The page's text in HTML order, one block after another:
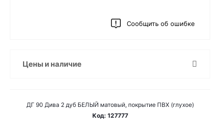
Сообщить об ошибке
Цены и наличие
ДГ 90 Дива 2 дуб БЕЛЫЙ матовый, покрытие ПВХ (глухое)
Код: 127777